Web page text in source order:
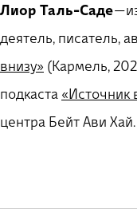
Лиор Таль-Саде—
деятель, писатель,
внизу» (Кармель,
подкаста «Источник
центра Бейт Ави Хай.